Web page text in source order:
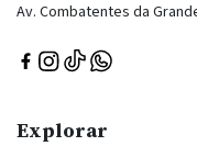
Av. Combatentes da
Explorar